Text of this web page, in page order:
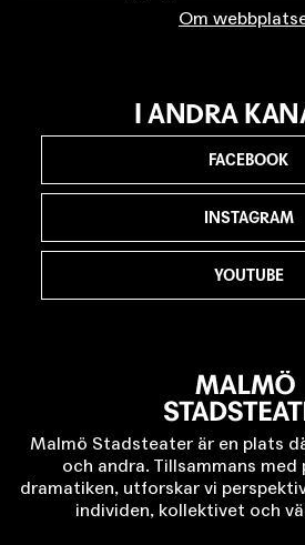
Om
Malmö Stadsteater är en plats
och andra. Tillsammans med
dramatiken, utforskar vi
individen, kollektivet och
I ANDRA
FACEBOOK
INSTAGRAM
YOUTUBE